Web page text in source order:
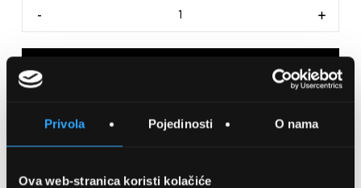
Privola Pojedinosti O nama
Ova web-stranica koristi kolačiće
SPREMITE NA LISTU ŽELJA